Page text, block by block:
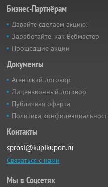
Бизнес-Партнёрам
Давайте сделаем акцию!
Заработайте, как Вебмастер
Прошедшие акции
Документы
Агентский договор
Лицензионный договор
Публичная оферта
Политика
Контакты
sprosi@kupikupon.ru
Связаться с нами
Мы в Соцсетях